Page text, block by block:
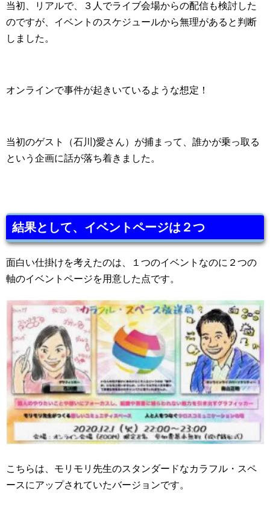
当初、リアルで、３人でライブ会場からの配信も検討した
のですが、イベントのスケジュールから無理があると判断
しました。
オンラインで事件が起きいているような想定！
当初のゲスト（石川)愛さん）が捕まって、誰かが乗っ取る
という企画に話が落ち着きました。
結果として、イベントページは２つ
面白い仕掛けを考えたのは、１つのイベントなのに２つの
軸のイベントページを用意した点です。
こちらは、モリモリ先生のスタンダードなカラフル・スペ
ースにアップされていたバージョンです。